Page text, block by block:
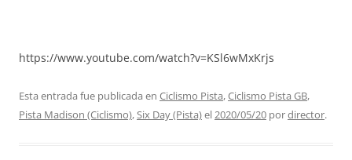
https://www.youtube.com/watch?v=KSl6wMxKrjs
Esta entrada fue publicada en Ciclismo Pista,Ciclismo Pista GB,
Pista Madison (Ciclismo),Six Day (Pista)el2020/05/20 pordirector.